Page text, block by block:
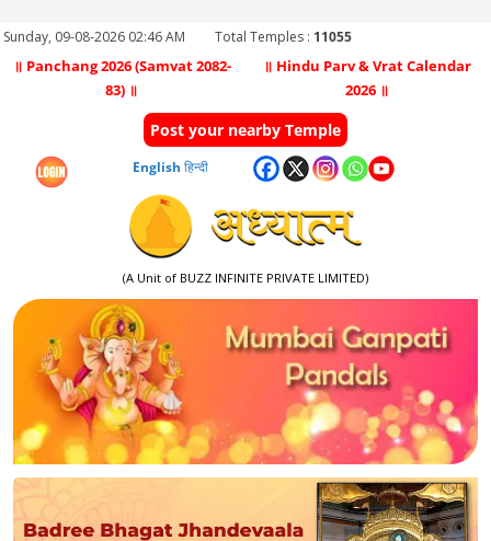
Sunday, 09-08-2026 02:46 AM Total Temples : 11055
॥ Panchang 2026 (Samvat 2082-
83) ॥
॥ Hindu Parv & Vrat Calendar
2026 ॥
Post your nearby Temple
English हिन्दी
(A Unit of BUZZ INFINITE PRIVATE LIMITED)